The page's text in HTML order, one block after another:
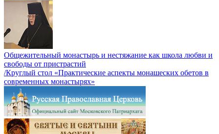
Общежительный монастырь и нестяжание как школа любви и
свободы от пристрастий
/Круглый стол «Практические аспекты монашеских обетов в
современных монастырях»